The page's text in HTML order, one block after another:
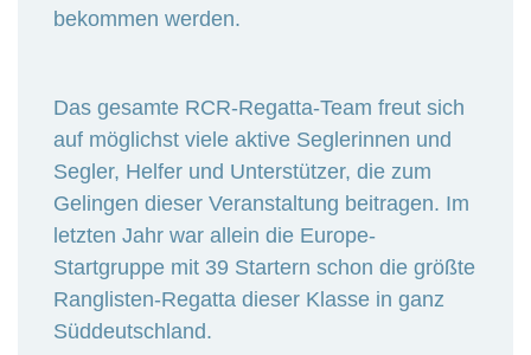
bekommen werden.
Das gesamte RCR-Regatta-Team freut sich
auf möglichst viele aktive Seglerinnen und
Segler, Helfer und Unterstützer, die zum
Gelingen dieser Veranstaltung beitragen. Im
letzten Jahr war allein die Europe-
Startgruppe mit 39 Startern schon die größte
Ranglisten-Regatta dieser Klasse in ganz
Süddeutschland.